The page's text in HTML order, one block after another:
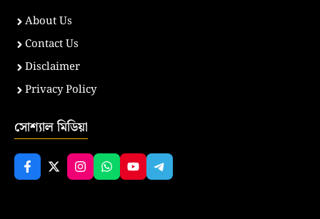
About Us
Contact Us
Disclaimer
Privacy Policy
সোশ্যাল মিডিয়া